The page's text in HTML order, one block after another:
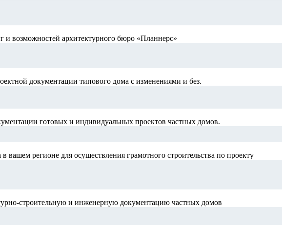
и возможностей архитектурного бюро «Планнерс»
документации типового дома с изменениями и без.
готовых и индивидуальных проектов частных домов.
вашем регионе для осуществления грамотного строительства по проекту
строительную и инженерную документацию частных домов